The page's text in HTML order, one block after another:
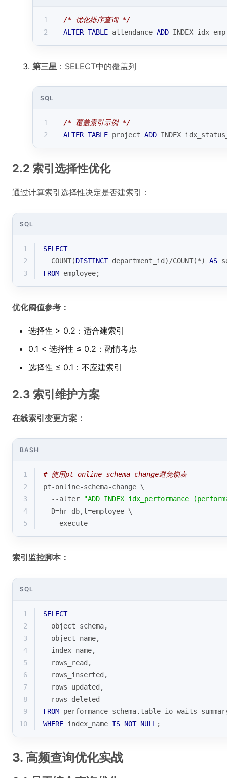
1
/* 优化排序查询 */
2
ALTER TABLE attendance ADD INDEX
第三星 ：SELECT中的覆盖列
SQL
1
/* 覆盖索引示例 */
2
ALTER TABLE project ADD INDEX
2.2 索引选择性优化
通过计算索引选择性决定是否建索引：
SQL
1
SELECT
2
COUNT(DISTINCT department_id) /COUNT(*) AS
3
FROM employee;
优化阈值参考：
选择性 > 0.2：适合建索引
0.1 < 选择性 ≤ 0.2：酌情考虑
选择性 ≤ 0.1：不应建索引
2.3 索引维护方案
在线索引变更方案：
BASH
1
# 使用pt-online-schema-change避免锁表
2
pt-online-schema-change \
3
  --alter
"ADD INDEX idx_performance
4
  D=hr_db,t=employee \
5
  --execute
索引监控脚本：
SQL
1
SELECT
2
  object_schema,
3
  object_name,
4
  index_name,
5
  rows_read,
6
  rows_inserted,
7
  rows_updated,
8
  rows_deleted
9
FROM
10
WHERE index_name IS NOT NULL ;
3. 高频查询优化实战